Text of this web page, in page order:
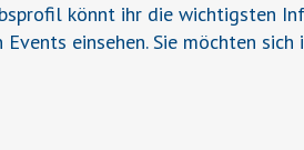
könnt ihr die wichtigsten
einsehen. Sie möchten